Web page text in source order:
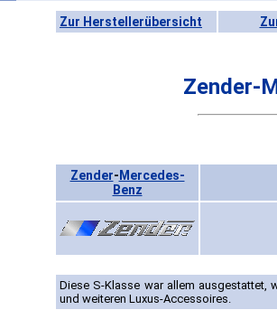
Zur Herstellerübersicht
Zender-
Zender- Mercedes-
Benz
Diese S-Klasse war allem ausgestattet,
und weiteren Luxus-Accessoires.